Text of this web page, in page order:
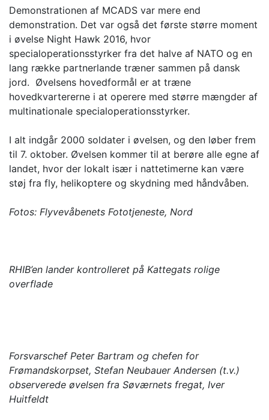
Demonstrationen af MCADS var mere end
demonstration. Det var også det første større moment
i øvelse Night Hawk 2016, hvor
specialoperationsstyrker fra det halve af NATO og en
lang række partnerlande træner sammen på dansk
jord. Øvelsens hovedformål er at træne
hovedkvartererne i at operere med større mængder af
multinationale specialoperationsstyrker.
I alt indgår 2000 soldater i øvelsen, og den løber frem
til 7. oktober. Øvelsen kommer til at berøre alle egne af
landet, hvor der lokalt især i nattetimerne kan være
støj fra fly, helikoptere og skydning med håndvåben.
Fotos: Flyvevåbenets Fototjeneste, Nord
RHIB’en lander kontrolleret på Kattegats rolige
overflade
Forsvarschef Peter Bartram og chefen for
Frømandskorpset, Stefan Neubauer Andersen (t.v.)
observerede øvelsen fra Søværnets fregat, Iver
Huitfeldt